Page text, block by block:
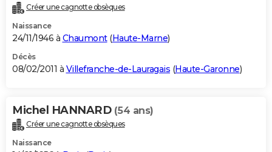
Créer une cagnotte obsèques
Naissance
24/11/1946 à Chaumont(Haute-Marne)
Décès
08/02/2011 à Villefranche-de-Lauragais (Haute-Garonne)
Michel HANNARD (54 ans)
Créer une cagnotte obsèques
Naissance